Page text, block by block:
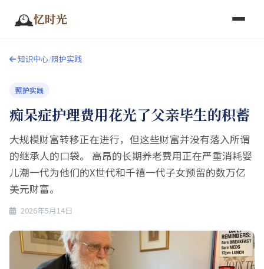
🕰️忆时光
知识中心/照护实践
照护实践
痴呆症护理费用花光了父亲毕生的积蓄
大规模财富转移正在进行，但这些财富并没有落入所谓
的继承人的口袋。 高昂的长期养老费用正在严重消耗婴
儿潮一代为他们的X世代和千禧一代子女预留的数万亿
美元财富。
2026年5月14日